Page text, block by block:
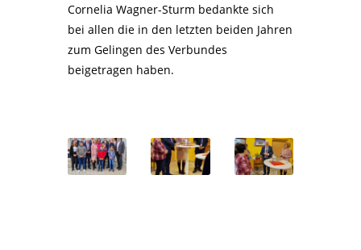
Cornelia Wagner-Sturm bedankte sich
bei allen die in den letzten beiden Jahren
zum Gelingen des Verbundes
beigetragen haben.